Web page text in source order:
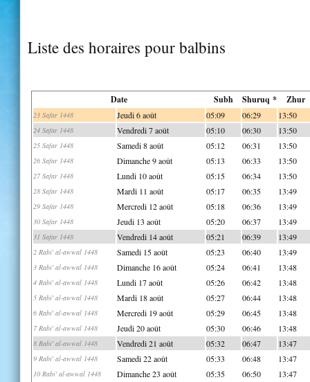
Liste des horaires pour balbins
Date Subh Shuruq * Zhur
23 Safar 1448 Jeudi 6 août 05:09 06:29 13:50
24 Safar 1448 Vendredi 7 août 05:10 06:30 13:50
25 Safar 1448 Samedi 8 août 05:12 06:31 13:50
26 Safar 1448 Dimanche 9 août 05:13 06:33 13:50
27 Safar 1448 Lundi 10 août 05:15 06:34 13:50
28 Safar 1448 Mardi 11 août 05:17 06:35 13:49
29 Safar 1448 Mercredi 12 août 05:18 06:36 13:49
30 Safar 1448 Jeudi 13 août 05:20 06:37 13:49
31 Safar 1448 Vendredi 14 août 05:21 06:39 13:49
2 Rabi' al-awwal 1448 Samedi 15 août 05:23 06:40 13:49
3 Rabi' al-awwal 1448 Dimanche 16 août 05:24 06:41 13:48
4 Rabi' al-awwal 1448 Lundi 17 août 05:26 06:42 13:48
5 Rabi' al-awwal 1448 Mardi 18 août 05:27 06:44 13:48
6 Rabi' al-awwal 1448 Mercredi 19 août 05:29 06:45 13:48
7 Rabi' al-awwal 1448 Jeudi 20 août 05:30 06:46 13:48
8 Rabi' al-awwal 1448 Vendredi 21 août 05:32 06:47 13:47
9 Rabi' al-awwal 1448 Samedi 22 août 05:33 06:48 13:47
10 Rabi' al-awwal 1448 Dimanche 23 août 05:35 06:50 13:47